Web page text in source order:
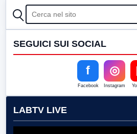
CERCA
SEGUICI SUI SOCIAL
f
Facebook
◎
Instagram
LABTV LIVE